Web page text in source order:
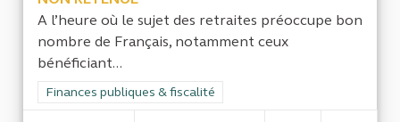
A l’heure où le sujet des retraites préoccupe bon
nombre de Français, notamment ceux
bénéficiant...
Filtrer les résultats de la catégorie : Finances publiques &
Finances publiques & fiscalité